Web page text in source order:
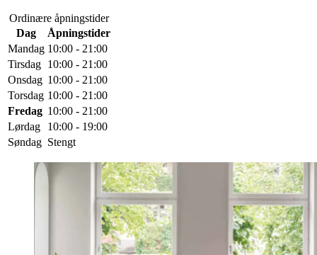
Ordinære åpningstider
Dag
Åpningstider
Mandag 10:00 - 21:00
Tirsdag 10:00 - 21:00
Onsdag 10:00 - 21:00
Torsdag 10:00 - 21:00
Fredag 10:00 - 21:00
Lørdag
10:00 - 19:00
Søndag Stengt